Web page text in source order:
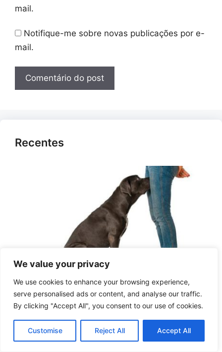
We value your privacy
We use cookies to enhance your browsing experience,
serve personalised ads or content, and analyse our traffic.
By clicking "Accept All", you consent to our use of cookies.
Customise Reject All Accept All
mail.
Notifique-me sobre novas publicações por e-
mail.
Recentes
Por que os cachorros cheiram as partes
íntimas das pessoas?